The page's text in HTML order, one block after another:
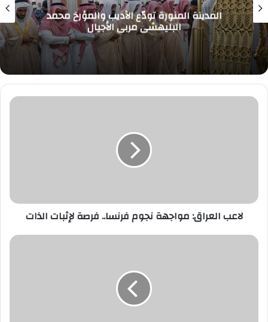
المدينة المنورة تودّع الأديب والمؤرخ محمد
البليهشي مربي الأجيال
لاعب
لاعب العراق: مواجهة نجوم فرنسا.. فرصة لإثبات الذات
الأردن